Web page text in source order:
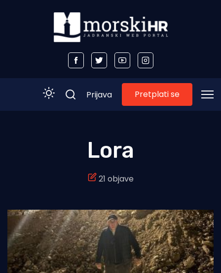
Otoci
Turizam i nautika
Pomorstvo
Prijava Pretplati se
Lora
21 objave